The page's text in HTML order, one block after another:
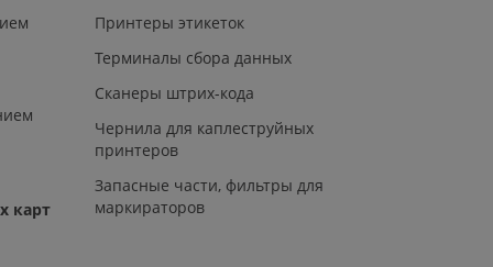
карт
Принтеры этикеток
Терминалы сбора данных
Сканеры штрих-кода
Чернила для каплеструйных
принтеров
Запасные части, фильтры для
маркираторов